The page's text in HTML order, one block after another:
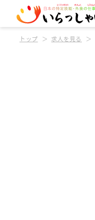
トップ 求人を見る